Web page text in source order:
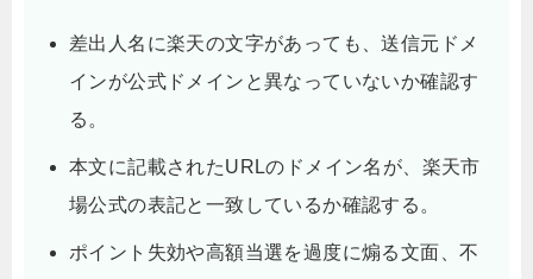
差出人名に楽天の文字があっても、送信元ドメ
インが公式ドメインと異なっていないか確認す
る。
本文に記載されたURLのドメイン名が、楽天市
場公式の表記と一致しているか確認する。
ポイント失効や高額当選を過度に煽る文面、不